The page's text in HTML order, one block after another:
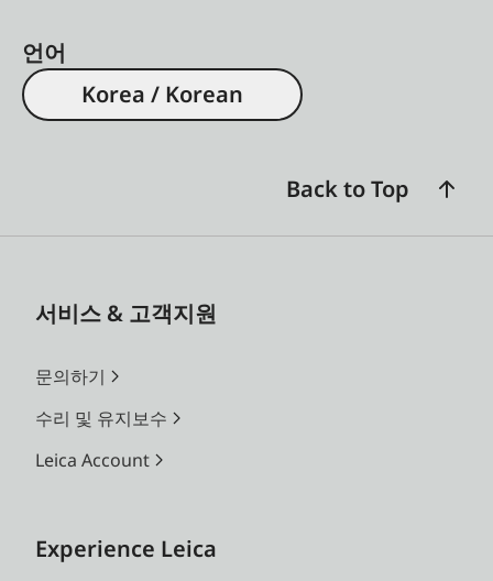
언어
Korea / Korean
Back to Top
서비스 & 고객지원
문의하기
수리 및 유지보수
Leica Account
Experience Leica